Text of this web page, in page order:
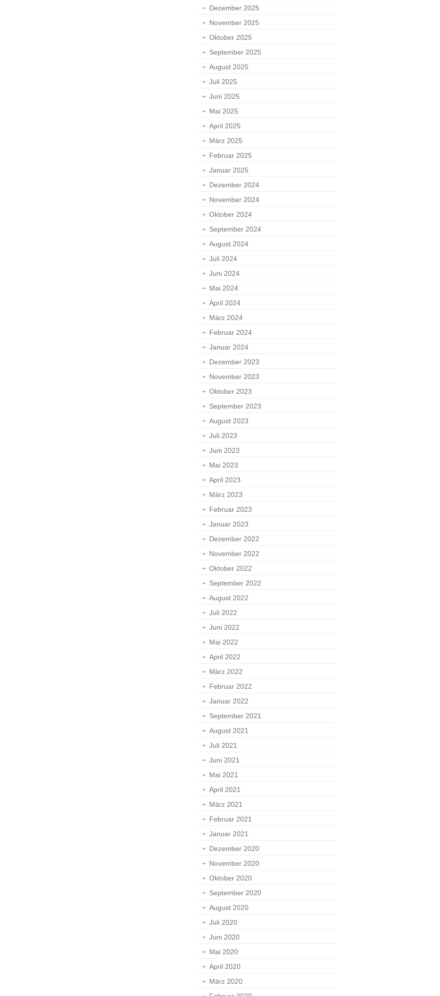
Dezember 2025
November 2025
Oktober 2025
September 2025
August 2025
Juli 2025
Juni 2025
Mai 2025
April 2025
März 2025
Februar 2025
Januar 2025
Dezember 2024
November 2024
Oktober 2024
September 2024
August 2024
Juli 2024
Juni 2024
Mai 2024
April 2024
März 2024
Februar 2024
Januar 2024
Dezember 2023
November 2023
Oktober 2023
September 2023
August 2023
Juli 2023
Juni 2023
Mai 2023
April 2023
März 2023
Februar 2023
Januar 2023
Dezember 2022
November 2022
Oktober 2022
September 2022
August 2022
Juli 2022
Juni 2022
Mai 2022
April 2022
März 2022
Februar 2022
Januar 2022
September 2021
August 2021
Juli 2021
Juni 2021
Mai 2021
April 2021
März 2021
Februar 2021
Januar 2021
Dezember 2020
November 2020
Oktober 2020
September 2020
August 2020
Juli 2020
Juni 2020
Mai 2020
April 2020
März 2020